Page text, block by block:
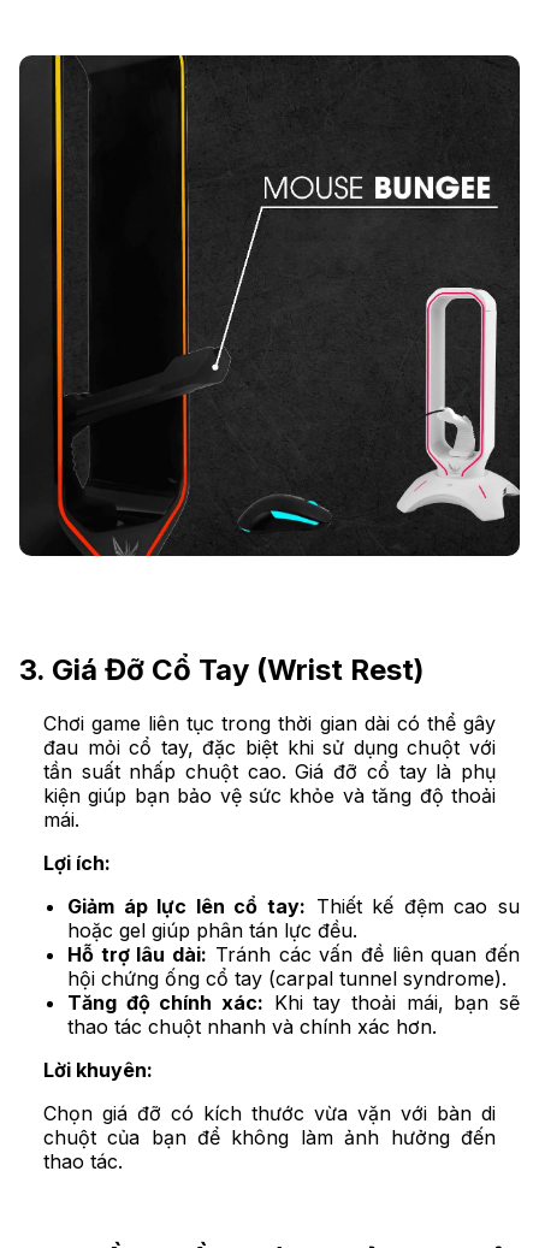
3. Giá Đỡ Cổ Tay (Wrist Rest)
Chơi game liên tục trong thời gian dài có thể gây
đau mỏi cổ tay, đặc biệt khi sử dụng chuột với
tần suất nhấp chuột cao. Giá đỡ cổ tay là phụ
kiện giúp bạn bảo vệ sức khỏe và tăng độ thoải
mái.
Lợi ích:
Giảm áp lực lên cổ tay: Thiết kế đệm cao su
hoặc gel giúp phân tán lực đều.
Hỗ trợ lâu dài: Tránh các vấn đề liên quan đến
hội chứng ống cổ tay (carpal tunnel syndrome).
Tăng độ chính xác: Khi tay thoải mái, bạn sẽ
thao tác chuột nhanh và chính xác hơn.
Lời khuyên:
Chọn giá đỡ có kích thước vừa vặn với bàn di
chuột của bạn để không làm ảnh hưởng đến
thao tác.